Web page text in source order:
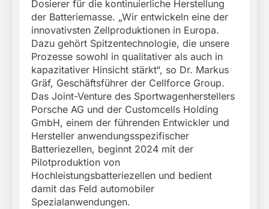
Dosierer für die kontinuierliche Herstellung
der Batteriemasse. „Wir entwickeln eine der
innovativsten Zellproduktionen in Europa.
Dazu gehört Spitzentechnologie, die unsere
Prozesse sowohl in qualitativer als auch in
kapazitativer Hinsicht stärkt“, so Dr. Markus
Gräf, Geschäftsführer der Cellforce Group.
Das Joint-Venture des Sportwagenherstellers
Porsche AG und der Customcells Holding
GmbH, einem der führenden Entwickler und
Hersteller anwendungsspezifischer
Batteriezellen, beginnt 2024 mit der
Pilotproduktion von
Hochleistungsbatteriezellen und bedient
damit das Feld automobiler
Spezialanwendungen.